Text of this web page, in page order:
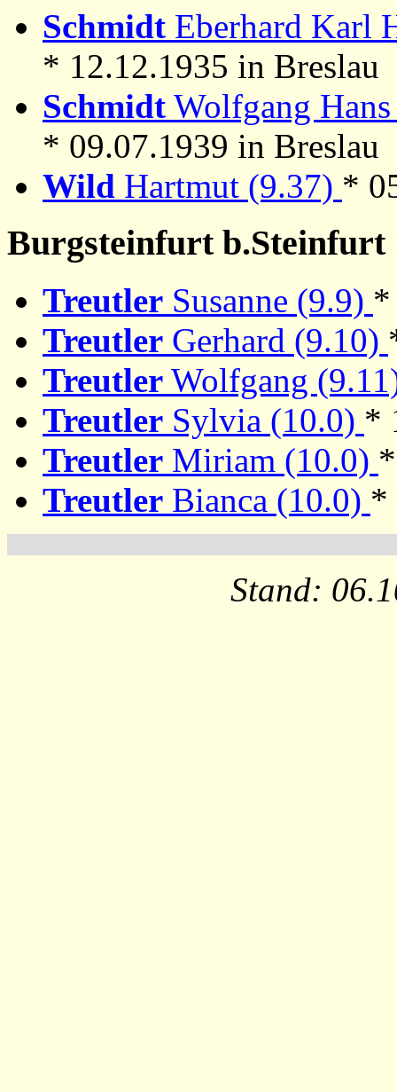
Schmidt Eberhard Karl
* 12.12.1935 in Breslau
Schmidt Wolfgang
* 09.07.1939 in Breslau
Wild Hartmut (9.37) *
Burgsteinfurt b.Steinfurt
Treutler Susanne (9.9) *
Treutler Gerhard (9.10)
Treutler Wolfgang
Treutler Sylvia (10.0) *
Treutler Miriam (10.0)
Treutler Bianca (10.0) *
Stand: